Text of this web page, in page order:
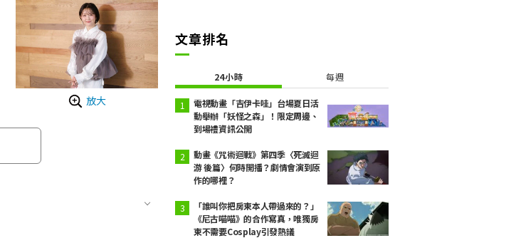
放大
文章排名
24小時 每週
電視動畫「吉伊卡哇」台場夏日活
動舉辦「妖怪之森」！限定周邊、
到場禮資訊公開
動畫《咒術迴戰》第四季〈死滅迴
游 後篇〉何時開播？劇情會演到原
作的哪裡？
「誰叫你把房東本人帶過來的？」
《尼古喵喵》的合作寫真，唯獨房
東不需要Cosplay引發熱議